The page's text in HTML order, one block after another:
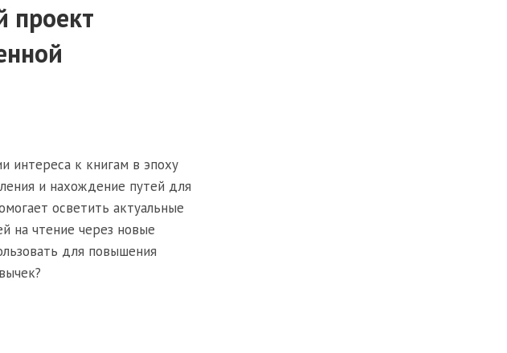
проект
интереса к книгам в эпоху
и нахождение путей для
осветить актуальные
на чтение через новые
для повышения